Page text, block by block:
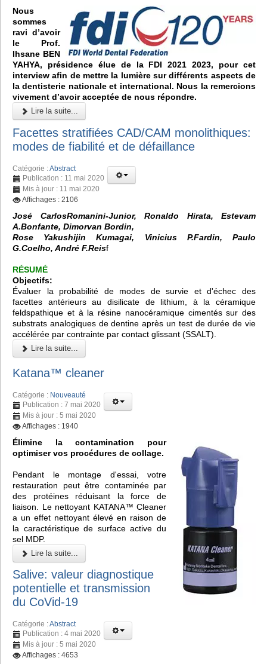
Nous
sommes
ravi d’avoir
le Prof.
Ihsane BEN
YAHYA, présidence élue de la FDI 2021 2023, pour cet
interview afin de mettre la lumière sur différents aspects de
la dentisterie nationale et international. Nous la remercions
vivement d’avoir acceptée de nous répondre.
Lire la suite...
Facettes stratifiées CAD/CAM monolithiques:
modes de fiabilité et de défaillance
Catégorie :Abstract
Publication : 11 mai 2020
Mis à jour : 11 mai 2020
Affichages : 2106
José CarlosRomanini-Junior, Ronaldo Hirata, Estevam
A.Bonfante, Dimorvan Bordin,
Rose Yakushijin Kumagai, Vinicius P.Fardin, Paulo
G.Coelho, André F.Reisf
RÉSUMÉ
Objectifs:
Évaluer la probabilité de modes de survie et d'échec des
facettes antérieurs au disilicate de lithium, à la céramique
feldspathique et à la résine nanocéramique cimentés sur des
substrats analogiques de dentine après un test de durée de vie
accélérée par contrainte par contact glissant (SSALT).
Lire la suite...
Katana™ cleaner
Catégorie : Nouveauté
Publication : 7 mai 2020
Mis à jour : 5 mai 2020
Affichages : 1940
Élimine la contamination pour
optimiser vos procédures de collage.
Pendant le montage d'essai, votre
restauration peut être contaminée par
des protéines réduisant la force de
liaison. Le nettoyant KATANA™ Cleaner
a un effet nettoyant élevé en raison de
la caractéristique de surface active du
sel MDP.
Lire la suite...
Salive: valeur diagnostique
potentielle et transmission
du CoVid-19
Catégorie :Abstract
Publication : 4 mai 2020
Mis à jour : 5 mai 2020
Affichages : 4653